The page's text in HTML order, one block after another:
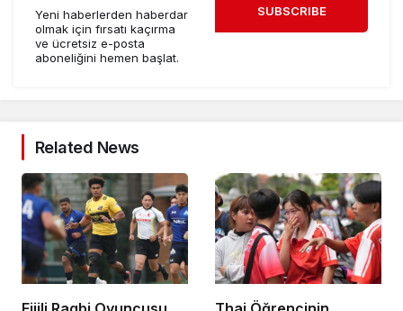
Yeni haberlerden haberdar
olmak için fırsatı kaçırma
ve ücretsiz e-posta
aboneliğini hemen başlat.
SUBSCRIBE
Related News